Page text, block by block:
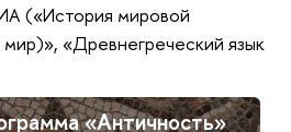
(«История мировой
«Древнегреческий язык
«Античность»